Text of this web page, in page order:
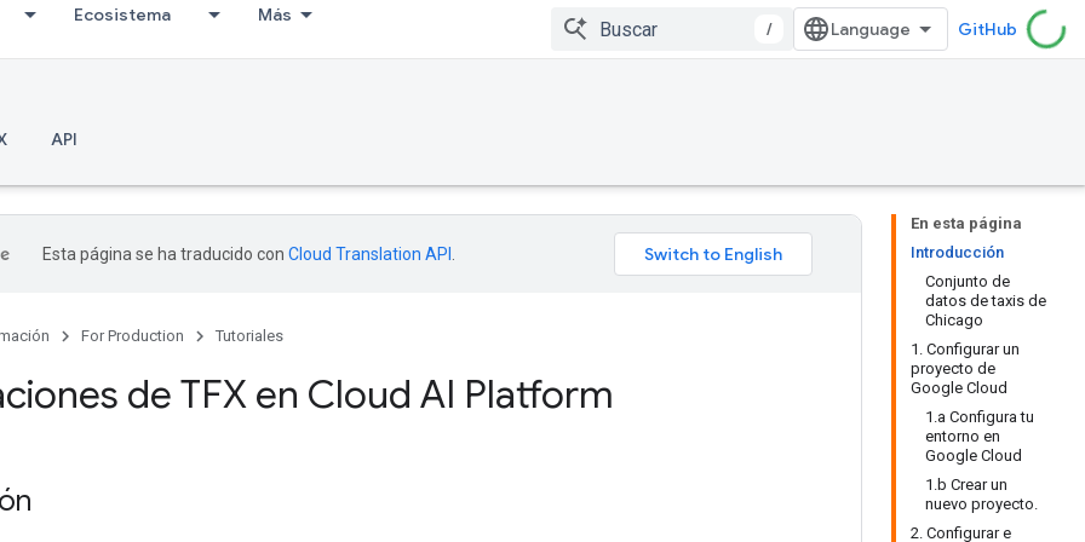
Ecosistema Más
/ GitHub
API
En esta página
Introducción
Conjunto de
datos de taxis de
Chicago
1. Configurar un
proyecto de
Google Cloud
1.a Configura tu
entorno en
Google Cloud
1.b Crear un
nuevo proyecto.
2. Configurar e
Esta página se ha traducido con Cloud Translation API
For Production Tutoriales
de TFX en Cloud AI Platform